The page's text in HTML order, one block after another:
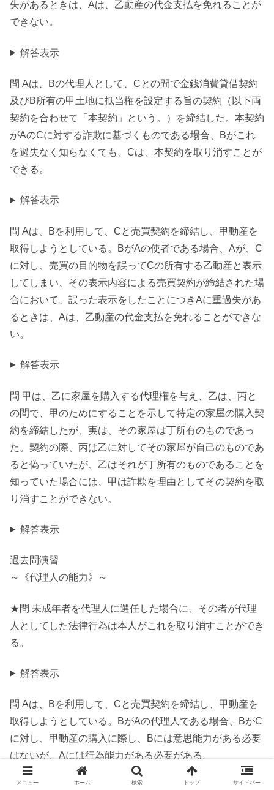
失があるときは、Aは、乙動産の代金支払を免れることが
できない。
解答表示
問 Aは、Bの代理人として、Cとの間で金銭消費貸借契約
及びB所有の甲土地に抵当権を設定する旨の契約（以下両
契約を合わせて「本契約」という。）を締結した。本契約
がAのCに対する詐欺に基づくものである場合、Bがこれ
を過失なく知らなくても、Cは、本契約を取り消すことが
できる。
解答表示
問 Aは、Bを利用して、Cと売買契約を締結し、甲動産を
取得しようとしている。BがAの使者である場合、Aが、C
に対し、売買の目的物を誤ってCの所有する乙動産と表示
してしまい、その表示内容による売買契約が締結された場
合において、誤った表示をしたことにつきAに重過失があ
るときは、Aは、乙動産の代金支払を免れることができな
い。
解答表示
問 甲は、乙に家屋を購入する代理権を与え、乙は、丙と
の間で、甲のためにすることを示して特定の家屋の購入契
約を締結したが、実は、その家屋は丁所有のものであっ
た。契約の際、丙は乙に対してその家屋が自己のものであ
ると偽っていたが、乙はそれが丁所有のものであることを
知っていた場合には、甲は詐欺を理由としてその契約を取
り消すことができない。
解答表示
過去問演習
～《代理人の能力》～
★問 未成年者を代理人に選任した場合に、その者が代理
人としてした法律行為は本人がこれを取り消すことができ
る。
解答表示
問 Aは、Bを利用して、Cと売買契約を締結し、甲動産を
取得しようとしている。BがAの代理人である場合、BがC
に対し、甲動産の購入に際し、Bには意思能力がある必要
はないが、Aには行為能力がある必要がある。
解答表示
メニュー ホーム 検索 トップ サイドバー